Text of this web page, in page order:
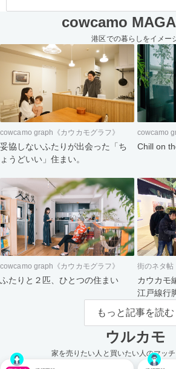
cowcamo
港区での暮らしをイメー
cowcamo graph《カウカモグラフ》
妥協しないふたりが出会った「ち
ょうどいい」住まい。
cowcamo
Chill on
cowcamo graph《カウカモグラフ》
ふたりと２匹、ひとつの住まい
街のネタ帖
カウカモ
江戸線行
もっと記事を読む
ウルカモ
家を売りたい人と買いたい人のマッ